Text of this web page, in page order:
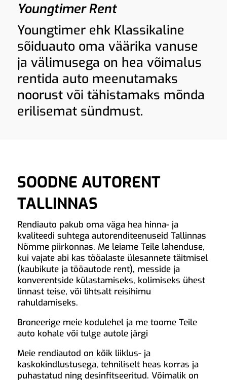
Youngtimer Rent
Youngtimer ehk Klassikaline
sõiduauto oma väärika vanuse
ja välimusega on hea võimalus
rentida auto meenutamaks
noorust või tähistamaks mõnda
erilisemat sündmust.
SOODNE AUTORENT
TALLINNAS
Rendiauto pakub oma väga hea hinna- ja
kvaliteedi suhtega autorenditeenuseid Tallinnas
Nõmme piirkonnas. Me leiame Teile lahenduse,
kui vajate abi kas tööalaste ülesannete täitmisel
(kaubikute ja tööautode rent), messide ja
konverentside külastamiseks, kolimiseks ühest
linnast teise, või lihtsalt reisihimu
rahuldamiseks.
Broneerige meie kodulehel ja me toome Teile
auto kohale või tulge autole järgi
Meie rendiautod on kõik liiklus- ja
kaskokindlustusega, tehniliselt heas korras ja
puhastatud ning desinfitseeritud. Võimalik on